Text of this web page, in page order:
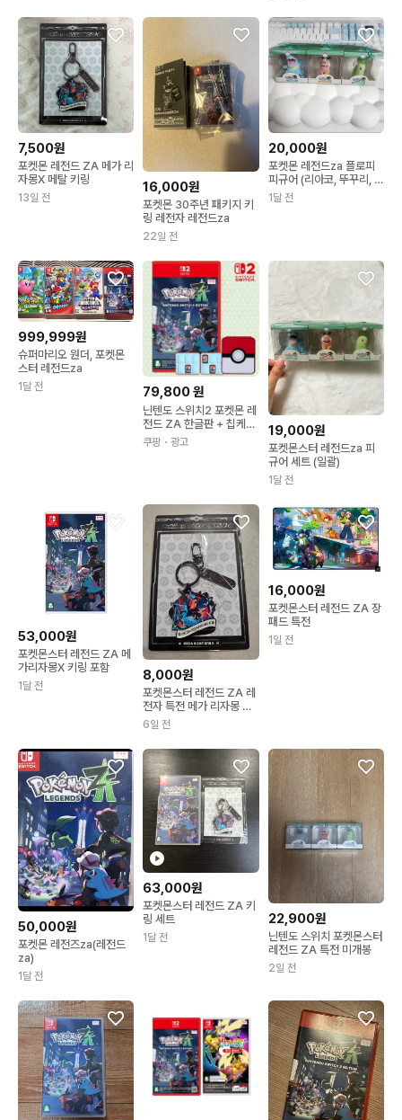
7,500원
포켓몬 레전드 ZA 메가 리
자몽X 메탈 키링
13일 전
16,000원
포켓몬 30주년 패키지 키
링 레전자 레전드za
22일 전
20,000원
포켓몬 레전드za 플로피
피규어 (리아코, 뚜꾸리, 치
코리타)
1달 전
999,999원
슈퍼마리오 원더, 포켓몬
스터 레전드za
1달 전 79,800원
닌텐도 스위치2 포켓몬 레
전드 ZA 한글판 + 칩케이
스 12P 타이틀+칩케이스
쿠팡 ・광고
19,000원
포켓몬스터 레전드za 피
규어 세트 (일괄)
1달 전
53,000원
포켓몬스터 레전드 ZA 메
가리자몽X 키링 포함
1달 전
8,000원
포켓몬스터 레전드 ZA 레
전자 특전 메가 리자몽 메
탈 키링
6일 전
16,000원
포켓몬스터 레전드 ZA 장
패드 특전
1일 전
50,000원
포켓몬 레전즈za(레전드
za)
1달 전
63,000원
포켓몬스터 레전드 ZA 키
링 세트
1달 전
22,900원
닌텐도 스위치 포켓몬스터
레전드 ZA 특전 미개봉
2일 전